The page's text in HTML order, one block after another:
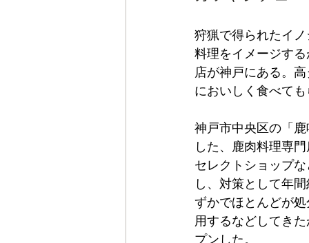
狩猟で得られたイ
料理をイメージす
店が神戸にある。
においしく食べて
神戸市中央区の「
した、鹿肉料理専
セレクトショップ
し、対策として年
ずかでほとんどが
用するなどしてき
プンした。